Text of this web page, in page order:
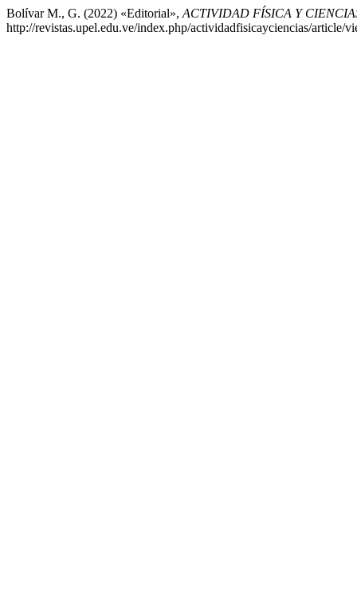
Bolívar M., G. (2022) «Editorial», ACTIVIDAD FÍSICA Y
http://revistas.upel.edu.ve/index.php/actividadfisicayciencias/article/